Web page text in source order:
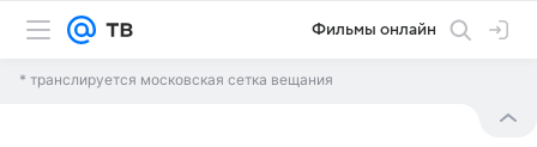
Фильмы онлайн
* транслируется московская сетка вещания